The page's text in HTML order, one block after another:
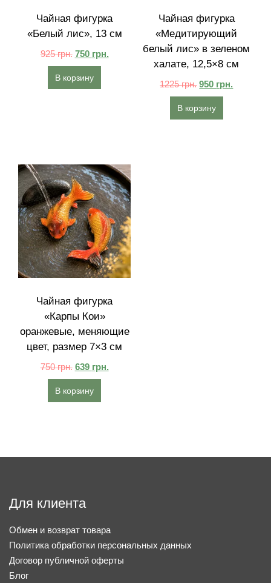
Чайная фигурка
«Белый лис», 13 см
925грн. 750 грн.
В корзину
Чайная фигурка
«Медитирующий
белый лис» в зеленом
халате, 12,5×8 см
1225грн. 950 грн.
В корзину
Чайная фигурка
«Карпы Кои»
оранжевые, меняющие
цвет, размер 7×3 см
750грн. 639 грн.
В корзину
Для клиента
Обмен и возврат товара
Политика обработки персональных данных
Договор публичной оферты
Блог